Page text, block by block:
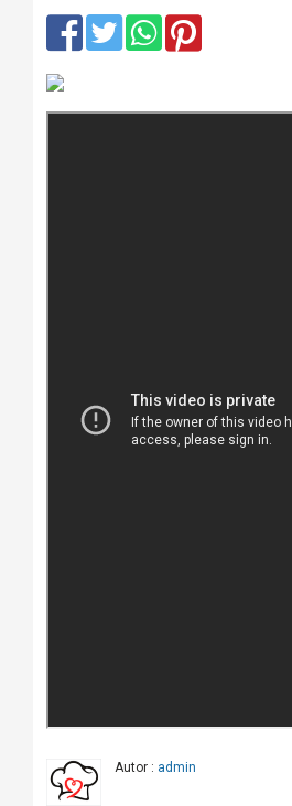
Autor : admin